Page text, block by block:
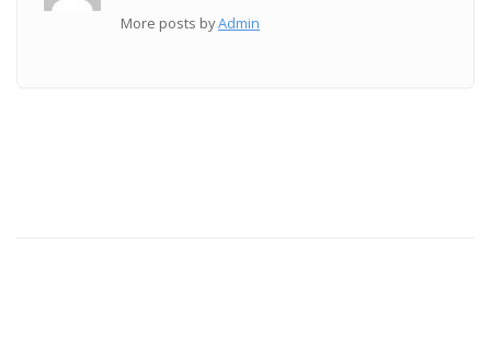
More posts byAdmin